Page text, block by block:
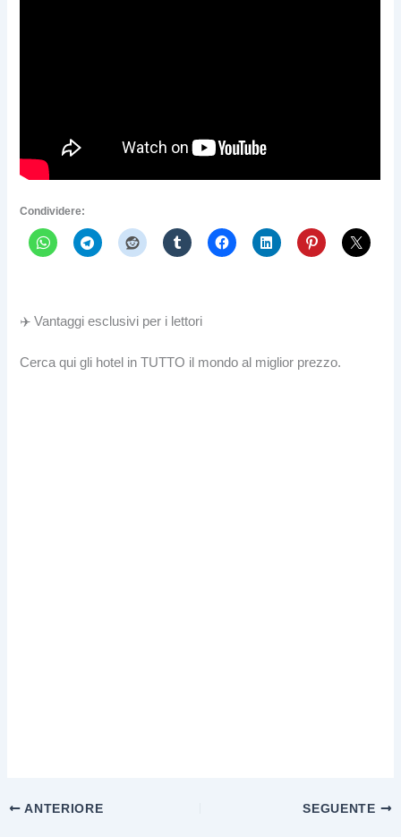
Condividere:
✈️ Vantaggi esclusivi per i lettori
Cerca qui gli hotel in TUTTO il mondo al miglior prezzo.
ANTERIORE SEGUENTE